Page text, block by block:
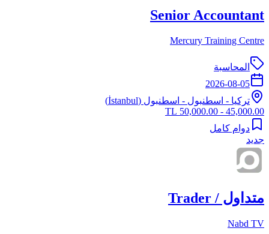
Senior Accountant
Mercury Training Centre
المحاسبة
2026-08-05
تركيا - اسطنبول - اسطنبول (İstanbul)
45,000.00 - 50,000.00 TL
دوام كامل
جديد
متداول / Trader
Nabd TV